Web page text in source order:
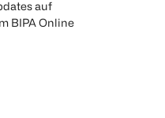
auf
BIPA Online